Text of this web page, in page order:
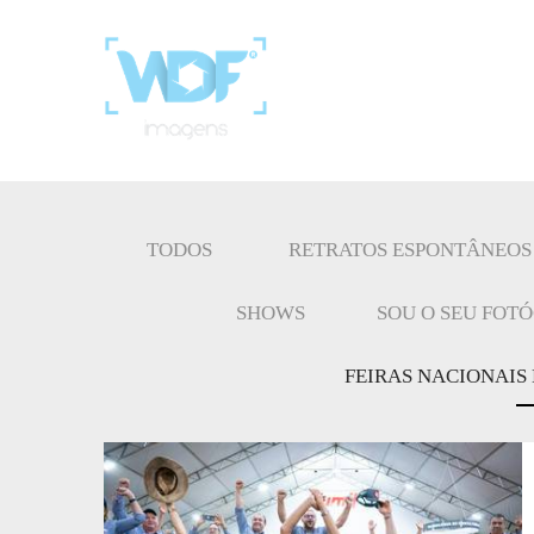
TODOS RETRATOS ESPONTÂNEOS
SHOWS SOU O SEU
FEIRAS